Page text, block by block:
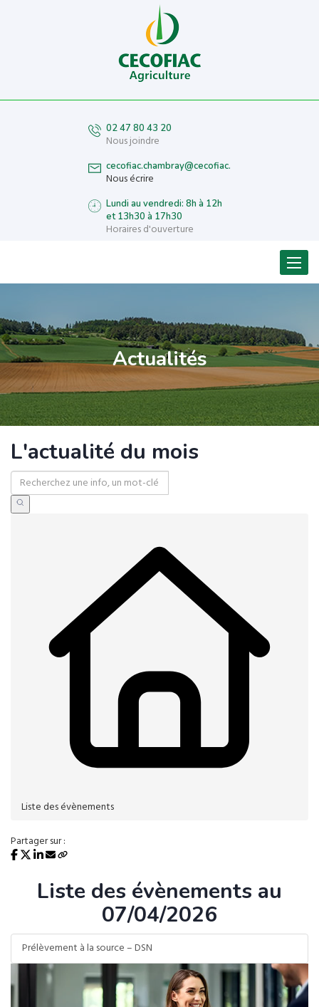
02 47 80 43 20
Nous joindre
cecofiac.chambray@cecofiac.fr
Nous écrire
Lundi au vendredi: 8h à 12h
et 13h30 à 17h30
Horaires d'ouverture
Menu
Actualités
L'actualité du mois
Liste des évènements
Partager sur :
Liste des évènements au
07/04/2026
Prélèvement à la source – DSN